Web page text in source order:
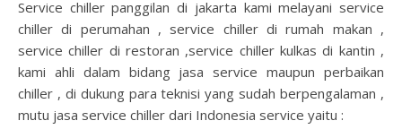
Service chiller panggilan di jakarta kami melayani service
chiller di perumahan , service chiller di rumah makan ,
service chiller di restoran ,service chiller kulkas di kantin ,
kami ahli dalam bidang jasa service maupun perbaikan
chiller , di dukung para teknisi yang sudah berpengalaman ,
mutu jasa service chiller dari Indonesia service yaitu :